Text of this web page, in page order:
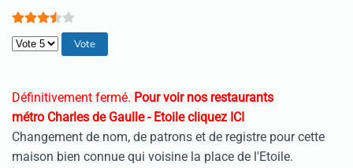
Veuillez voter
Définitivement fermé. Pour voir nos restaurants
métro Charles de Gaulle - Etoile cliquez ICI
Changement de nom, de patrons et de registre pour cette
maison bien connue qui voisine la place de l'Etoile.